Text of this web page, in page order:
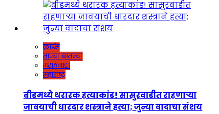
क्राईम
ताज्या बातम्या
मराठवाडा
महाराष्ट्र
बीडमध्ये थरारक हत्याकांड! सासुरवाडीत राहणाऱ्या
जावयाची धारदार शस्त्राने हत्या; जुन्या वादाचा संशय